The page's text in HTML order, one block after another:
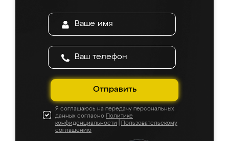
Отправить
Я соглашаюсь на передачу персональных
данных согласно Политике
конфиденциальности
Пользовательскому
соглашению